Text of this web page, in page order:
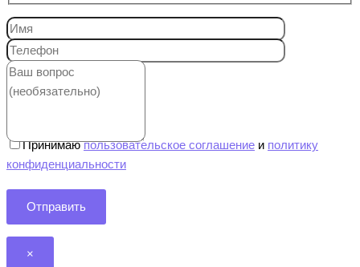
Принимаюпользовательское соглашение и политику
конфиденциальности
×